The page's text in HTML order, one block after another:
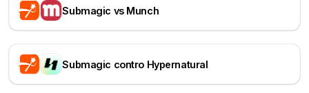
Submagic vs Munch
Submagic contro Hypernatural